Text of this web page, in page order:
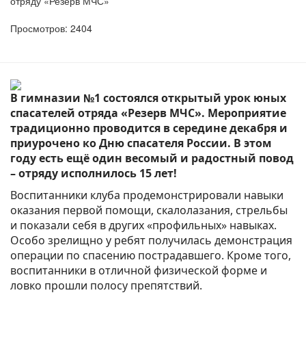
Просмотров: 2404
В гимназии №1 состоялся открытый урок юных
спасателей отряда «Резерв МЧС». Мероприятие
традиционно проводится в середине декабря и
приурочено ко Дню спасателя России. В этом
году есть ещё один весомый и радостный повод
– отряду исполнилось 15 лет!
Воспитанники клуба продемонстрировали навыки
оказания первой помощи, скалолазания, стрельбы
и показали себя в других «профильных» навыках.
Особо зрелищно у ребят получилась демонстрация
операции по спасению пострадавшего. Кроме того,
воспитанники в отличной физической форме и
ловко прошли полосу препятствий.